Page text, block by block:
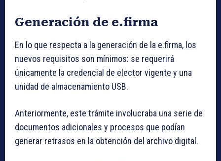
Generación de e.firma
En lo que respecta a la generación de la e.firma, los
nuevos requisitos son mínimos: se requerirá
únicamente la credencial de elector vigente y una
unidad de almacenamiento USB.
Anteriormente, este trámite involucraba una serie de
documentos adicionales y procesos que podían
generar retrasos en la obtención del archivo digital.